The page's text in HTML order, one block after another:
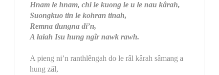
Hnam le hnam, chi le kuong le u le nau kârah,
Suongkuo tin le kohran tinah,
Remna tlungna di’n,
A laiah Isu hung ngîr nawk rawh.
A pieng ni’n ranthlêngah do le râl kârah sâmang a
hung zâl,